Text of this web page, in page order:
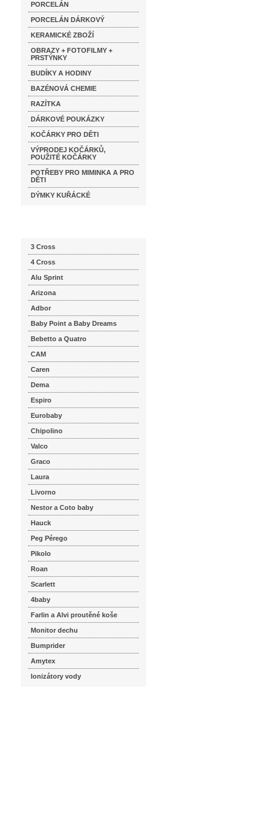
PORCELÁN
PORCELÁN DÁRKOVÝ
KERAMICKÉ ZBOŽÍ
OBRAZY + FOTOFILMY +
PRSTÝNKY
BUDÍKY A HODINY
BAZÉNOVÁ CHEMIE
RAZÍTKA
DÁRKOVÉ POUKÁZKY
KOČÁRKY PRO DĚTI
VÝPRODEJ KOČÁRKŮ,
POUŽITÉ KOČÁRKY
POTŘEBY PRO MIMINKA A PRO
DĚTI
DÝMKY KUŘÁCKÉ
3 Cross
4 Cross
Alu Sprint
Arizona
Adbor
Baby Point a Baby Dreams
Bebetto a Quatro
CAM
Caren
Dema
Espiro
Eurobaby
Chipolino
Valco
Graco
Laura
Livorno
Nestor a Coto baby
Hauck
Peg Pérego
Pikolo
Roan
Scarlett
4baby
Farlin a Alvi proutěné koše
Monitor dechu
Bumprider
Amytex
Ionizátory vody